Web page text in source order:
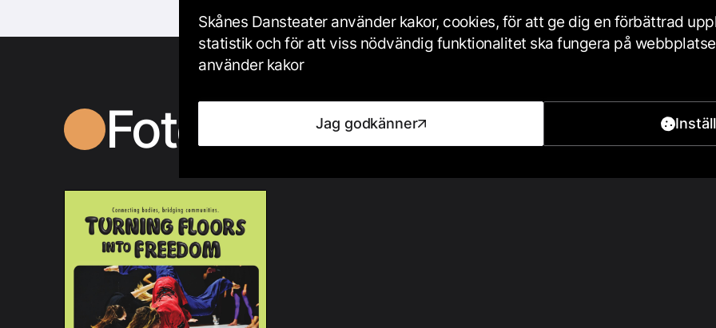
Foto
Skånes Dansteater använder kakor, cookies, för att ge dig en förbättrad
statistik och för att viss nödvändig funktionalitet ska fungera på
använder kakor
Jag godkänner